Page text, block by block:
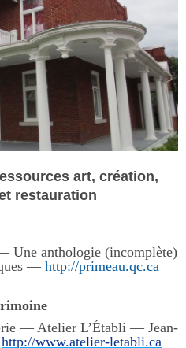
art, création,
restauration
Une anthologie (incomplète)
— http://primeau.qc.ca
— Atelier L’Établi — Jean-
http://www.atelier-letabli.ca